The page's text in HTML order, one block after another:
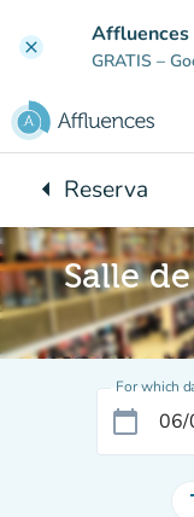
clear Affluences
GRATIS –
arrow_leftBack to:
Reserva
Salle
For which
calendar_today